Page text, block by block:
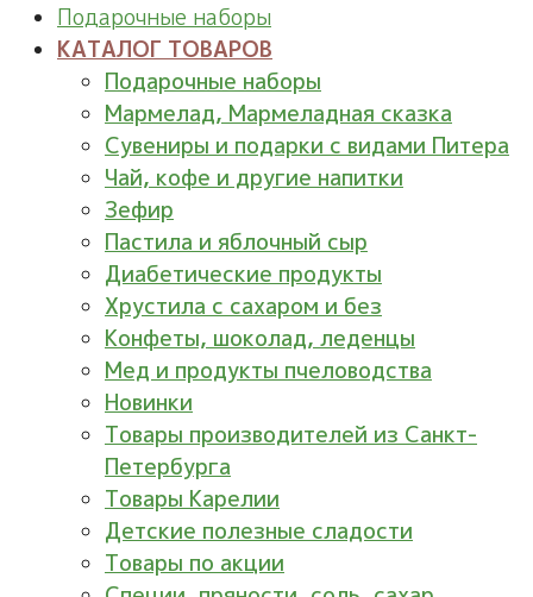
Подарочные наборы
КАТАЛОГ ТОВАРОВ
Подарочные наборы
Мармелад, Мармеладная сказка
Сувениры и подарки с видами Питера
Чай, кофе и другие напитки
Зефир
Пастила и яблочный сыр
Диабетические продукты
Хрустила с сахаром и без
Конфеты, шоколад, леденцы
Мед и продукты пчеловодства
Новинки
Товары производителей из Санкт-
Петербурга
Товары Карелии
Детские полезные сладости
Товары по акции